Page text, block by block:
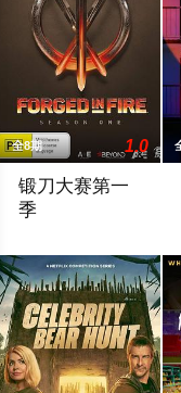
全8期 1.0
锻刀大赛第一
季